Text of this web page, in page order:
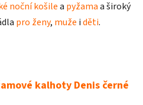
noční košilea pyžamaa široký
pro ženy, muže iděti.
kalhoty Denis černé